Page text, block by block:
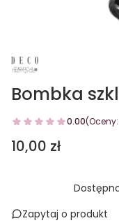
Bombka
0.00
Cena
10,00 zł
Zapytaj o produkt